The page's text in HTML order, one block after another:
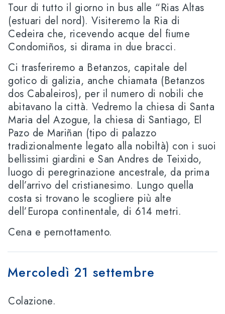
Tour di tutto il giorno in bus alle “Rias Altas
(estuari del nord). Visiteremo la Ria di
Cedeira che, ricevendo acque del fiume
Condomiños, si dirama in due bracci.
Ci trasferiremo a Betanzos, capitale del
gotico di galizia, anche chiamata (Betanzos
dos Cabaleiros), per il numero di nobili che
abitavano la città. Vedremo la chiesa di Santa
Maria del Azogue, la chiesa di Santiago, El
Pazo de Mariñan (tipo di palazzo
tradizionalmente legato alla nobiltà) con i suoi
bellissimi giardini e San Andres de Teixido,
luogo di peregrinazione ancestrale, da prima
dell’arrivo del cristianesimo. Lungo quella
costa si trovano le scogliere più alte
dell’Europa continentale, di 614 metri.
Cena e pernottamento.
Mercoledì 21 settembre
Colazione.